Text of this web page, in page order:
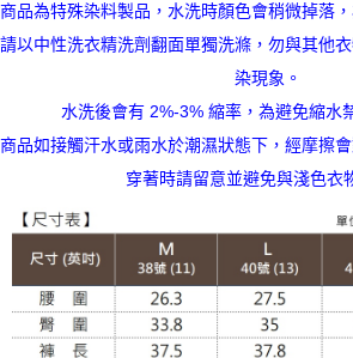
商品為特殊染料製品，水洗時顏色會稍微掉落
請以中性洗衣精洗劑翻面單獨洗滌，勿與其他
染現象。
水洗後會有 2%-3% 縮率，為避免縮水
商品如接觸汗水或雨水於潮濕狀態下，經摩擦
穿著時請留意並避免與淺色衣